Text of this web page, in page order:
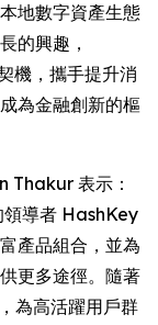
地數字資產生態
的興趣，
機，攜手提升消
為金融創新的樞
Thakur 表示：
領導者 HashKey
產品組合，並為
更多途徑。隨著
為高活躍用戶群